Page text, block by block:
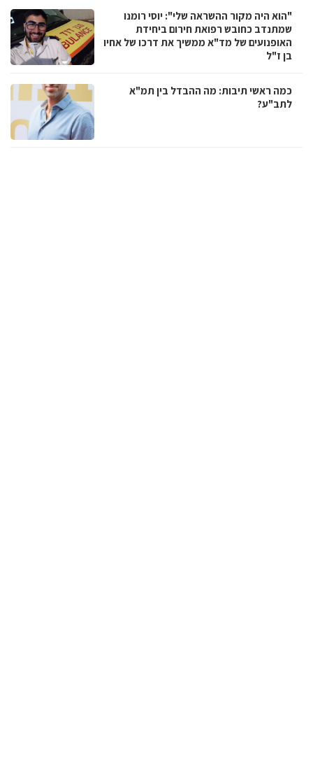
"הוא היה מקור ההשראה שלי": יוסי רומנו
שמתנדב כחובש רפואת חירום ביחידת
האופנועים של מד"א ממשיך את דרכו של אחיו
בן ז"ל
כמה ראשי תיבות: מה ההבדל בין תמ"א
לתב"ע?